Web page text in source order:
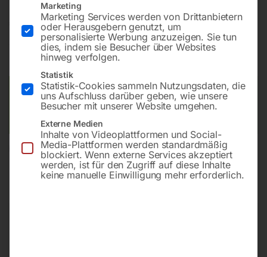
12,00
inkl. MwSt. zzgl.Versandkosten
Lieferzeit:ca. 2 - 3 Tage
Versandkosten Standard (Österreich): €10,00
Bitte beachten Sie: Die Versandkosten gelten für Österreich.
Andere Länder können abweichen.
In den Warenkorb
Marketing
Marketing Services werden von Drittanbietern
oder Herausgebern genutzt, um
personalisierte Werbung anzuzeigen. Sie tun
dies, indem sie Besucher über Websites
hinweg verfolgen.
Statistik
Statistik-Cookies sammeln Nutzungsdaten, die
uns Aufschluss darüber geben, wie unsere
Besucher mit unserer Website umgehen.
Externe Medien
Inhalte von Videoplattformen und Social-
Media-Plattformen werden standardmäßig
blockiert. Wenn externe Services akzeptiert
werden, ist für den Zugriff auf diese Inhalte
keine manuelle Einwilligung mehr erforderlich.